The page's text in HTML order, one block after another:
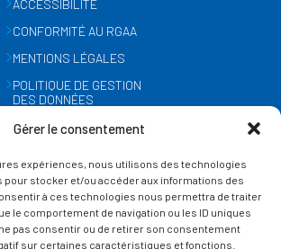
Gérer le consentement
expériences, nous utilisons des technologies
pour stocker et/ou accéder aux informations des
à ces technologies nous permettra de traiter
le comportement de navigation ou les ID uniques
pas consentir ou de retirer son consentement
sur certaines caractéristiques et fonctions.
ACCESSIBILITÉ
CONFORMITÉ AU RGAA
MENTIONS LÉGALES
POLITIQUE DE GESTION
DES DONNÉES
GESTION DES COOKIES
SUIVEZ-NOUS
SUR LES RÉSEAUX